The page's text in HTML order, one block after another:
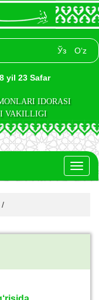
Ўз O‘z
yil 23 Safar
IDORASI
VAKILLIGI
/